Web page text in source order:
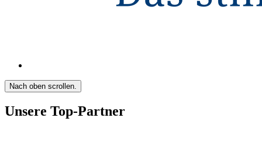
Nach oben scrollen.
Unsere Top-Partner